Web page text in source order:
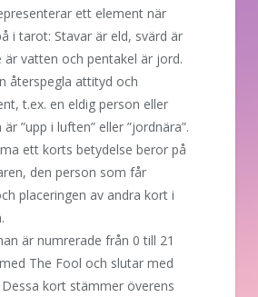
ett element när
i tarot: Stavar är eld, svärd är
är vatten och pentakel är jord.
återspegla attityd och
t.ex. en eldig person eller
”upp i luften” eller ”jordnära”.
ett korts betydelse beror på
den person som får
placeringen av andra kort i
är numrerade från 0 till 21
The Fool och slutar med
kort stämmer överens